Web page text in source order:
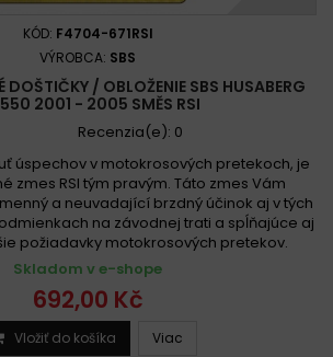
KÓD: F4704-671RSI
VÝROBCA: SBS
DOŠTIČKY / OBLOŽENIE SBS HUSABERG
2001 - 2005 SMĚS RSI
Recenzia(e): 0
úspechov v motokrosových pretekoch, je
zmes RSI tým pravým. Táto zmes Vám
a neuvadající brzdný účinok aj v tých
na závodnej trati a spĺňajúce aj
požiadavky motokrosových pretekov.
Skladom v e-shope
692,00 Kč
Vložiť do košíka Viac